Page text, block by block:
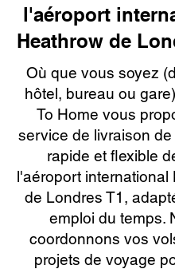
l'aéroport
Heathrow de
Où que vous soyez
hôtel, bureau ou
To Home vous
service de livraison
rapide et flexible
l'aéroport international
de Londres T1,
emploi du temps.
coordonnons vos
projets de voyage